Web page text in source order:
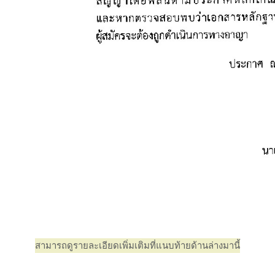
สามารถดูรายละเอียดเพิ่มเติมที่แนบท้ายด้านล่างมานี้